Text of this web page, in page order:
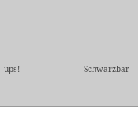
ups!
Schwarzbär